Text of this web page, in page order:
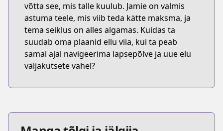
võtta see, mis talle kuulub. Jamie on valmis
astuma teele, mis viib teda kätte maksma, ja
tema seiklus on alles algamas. Kuidas ta
suudab oma plaanid ellu viia, kui ta peab
samal ajal navigeerima lapsepõlve ja uue elu
väljakutsete vahel?